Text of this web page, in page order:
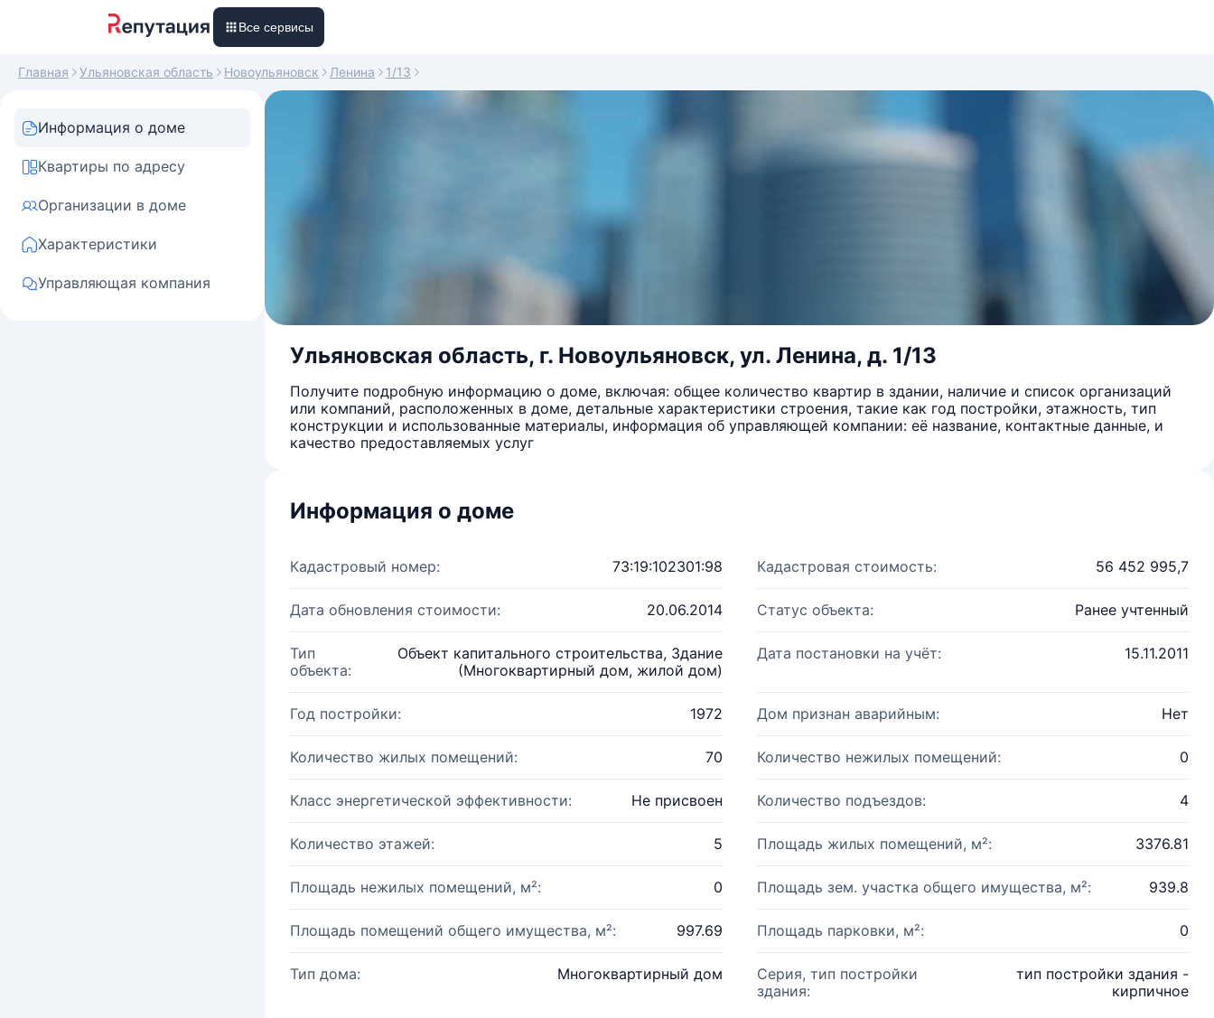
Все сервисы
Главная Ульяновская область Новоульяновск Ленина 1/13
Информация о доме
Квартиры по адресу
Организации в доме
Характеристики
Управляющая компания
Ульяновская область, г. Новоульяновск, ул. Ленина, д. 1/13
Получите подробную информацию о доме, включая: общее количество квартир в здании, наличие и список организаций
или компаний, расположенных в доме, детальные характеристики строения, такие как год постройки, этажность, тип
конструкции и использованные материалы, информация об управляющей компании: её название, контактные данные, и
качество предоставляемых услуг
Информация о доме
Кадастровый номер: 73:19:102301:98 Кадастровая стоимость: 56 452 995,7
Дата обновления стоимости: 20.06.2014 Статус объекта: Ранее учтенный
Тип
объекта:
Объект капитального строительства, Здание
(Многоквартирный дом, жилой дом)
Дата постановки на учёт: 15.11.2011
Год постройки: 1972 Дом признан аварийным: Нет
Количество жилых помещений: 70 Количество нежилых помещений: 0
Класс энергетической эффективности: Не присвоен Количество подъездов: 4
Количество этажей: 5 Площадь жилых помещений, м²: 3376.81
Площадь нежилых помещений, м²: 0 Площадь зем. участка общего имущества, м²: 939.8
Площадь помещений общего имущества, м²: 997.69 Площадь парковки, м²: 0
Тип дома: Многоквартирный дом
Серия, тип постройки
здания:
тип постройки здания -
кирпичное